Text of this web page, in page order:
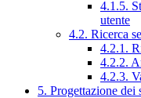
4.1.5.
utente
4.2. Ricerca
4.2.1.
4.2.2.
4.2.3.
5. Progettazione dei